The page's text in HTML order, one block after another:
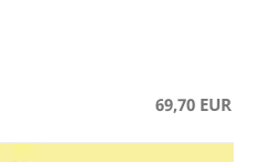
69,70 EUR